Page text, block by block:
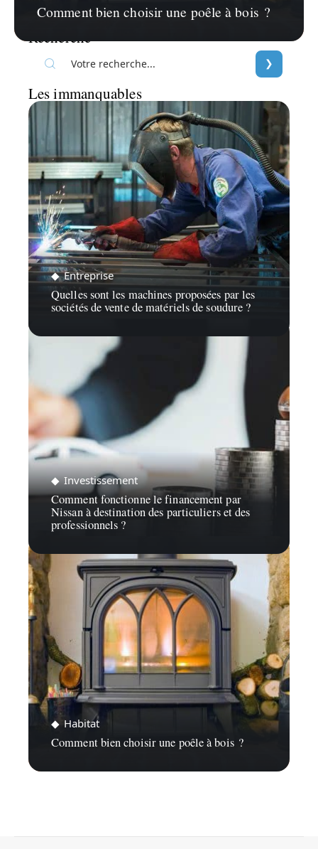
Comment bien choisir une poêle à bois ?
Recherche
Les immanquables
Entreprise
Quelles sont les machines proposées par les
sociétés de vente de matériels de soudure ?
Investissement
Comment fonctionne le financement par
Nissan à destination des particuliers et des
professionnels ?
Habitat
Comment bien choisir une poêle à bois ?